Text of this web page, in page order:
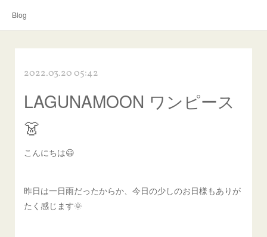
Blog
2022.03.20 05:42
LAGUNAMOON ワンピース
👗
こんにちは😃
昨日は一日雨だったからか、今日の少しのお日様もありが
たく感じます🌞